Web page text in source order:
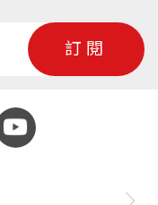
訂閱